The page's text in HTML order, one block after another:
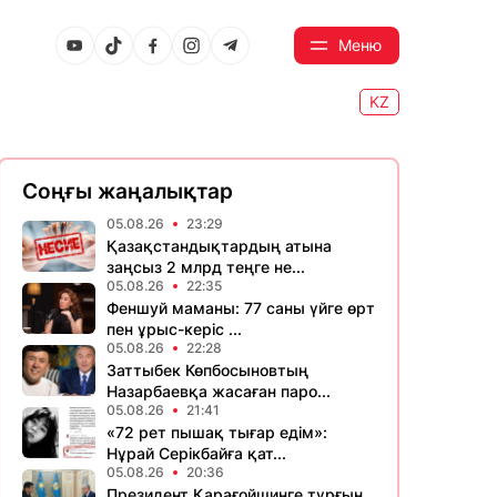
Меню
KZ
Соңғы жаңалықтар
05.08.26 23:29
Қазақстандықтардың атына
заңсыз 2 млрд теңге не...
05.08.26 22:35
Феншуй маманы: 77 саны үйге өрт
пен ұрыс-керіс ...
05.08.26 22:28
Заттыбек Көпбосыновтың
Назарбаевқа жасаған паро...
05.08.26 21:41
«72 рет пышақ тығар едім»:
Нұрай Серікбайға қат...
05.08.26 20:36